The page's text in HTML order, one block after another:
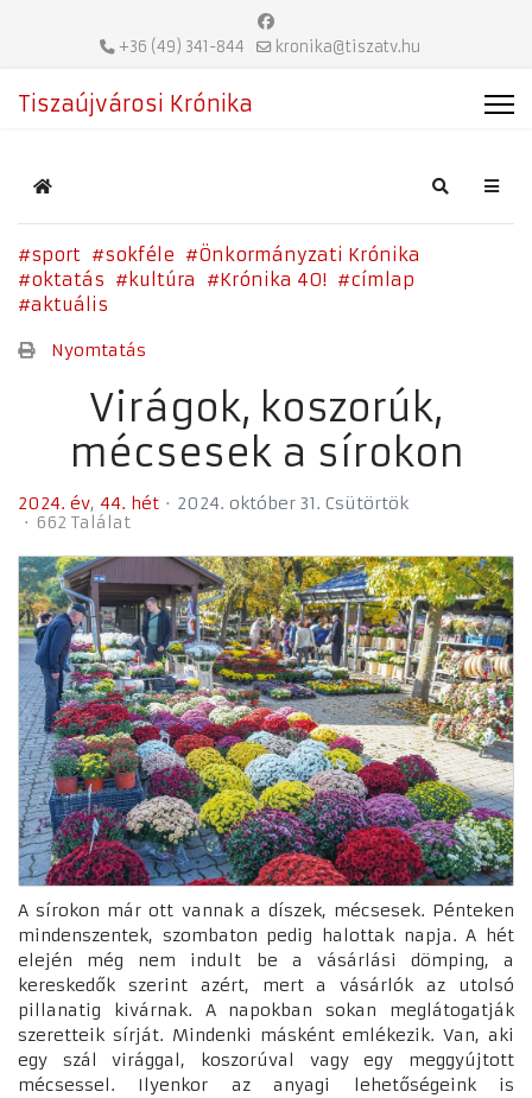
+36 (49) 341-844 kronika@tiszatv.hu
Tiszaújvárosi Krónika
Home Search
sport sokféle
Önkormányzati Krónika
oktatás
kultúra Krónika 40!
címlap
aktuális
Nyomtatás
Virágok, koszorúk,
mécsesek a sírokon
2024. év 44. hét
2024. október 31. Csütörtök
662 Találat
A sírokon már ott vannak a díszek, mécsesek. Pénteken
mindenszentek, szombaton pedig halottak napja. A hét
elején még nem indult be a vásárlási dömping, a
kereskedők szerint azért, mert a vásárlók az utolsó
pillanatig kivárnak. A napokban sokan meglátogatják
szeretteik sírját. Mindenki másként emlékezik. Van, aki
egy szál virággal, koszorúval vagy egy meggyújtott
mécsessel. Ilyenkor az anyagi lehetőségeink is